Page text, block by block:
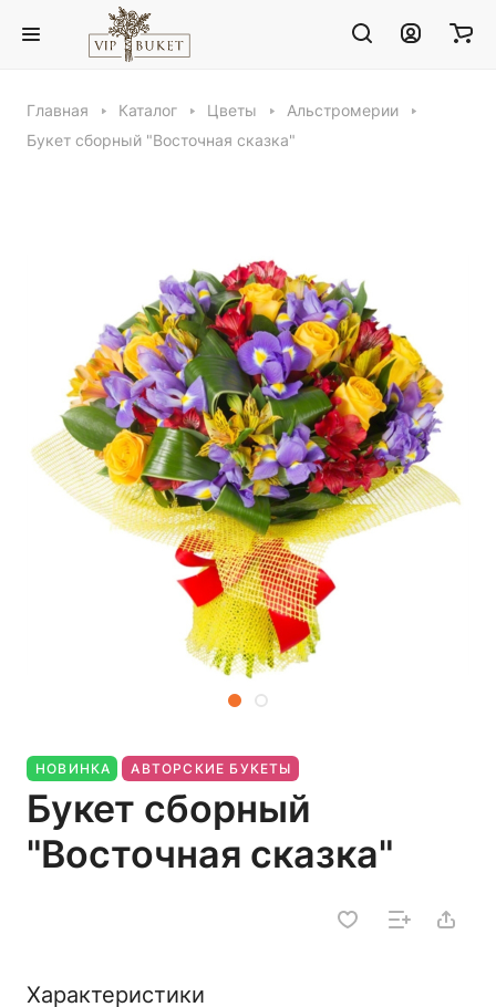
Главная Каталог Цветы
Альстромерии
Букет сборный "Восточная сказка"
НОВИНКА АВТОРСКИЕ БУКЕТЫ
Букет сборный
"Восточная сказка"
Характеристики